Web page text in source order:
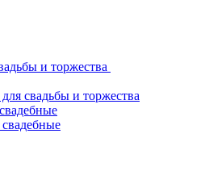
и торжества
свадьбы и торжества